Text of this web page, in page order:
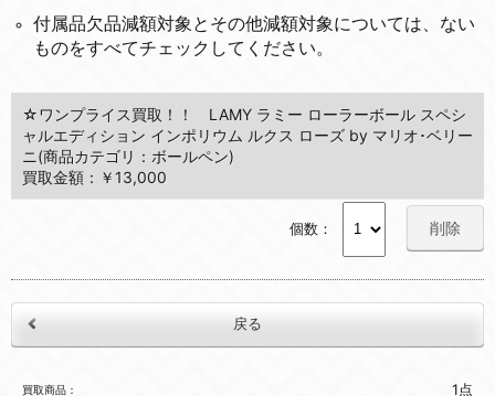
付属品欠品減額対象とその他減額対象については、ない
ものをすべてチェックしてください。
☆ワンプライス買取！！ LAMY ラミー ローラーボール スペシ
ャルエディション インポリウム ルクス ローズ by マリオ･ベリー
ニ(商品カテゴリ：ボールペン)
買取金額：￥13,000
個数： 削除
買取商品 1点